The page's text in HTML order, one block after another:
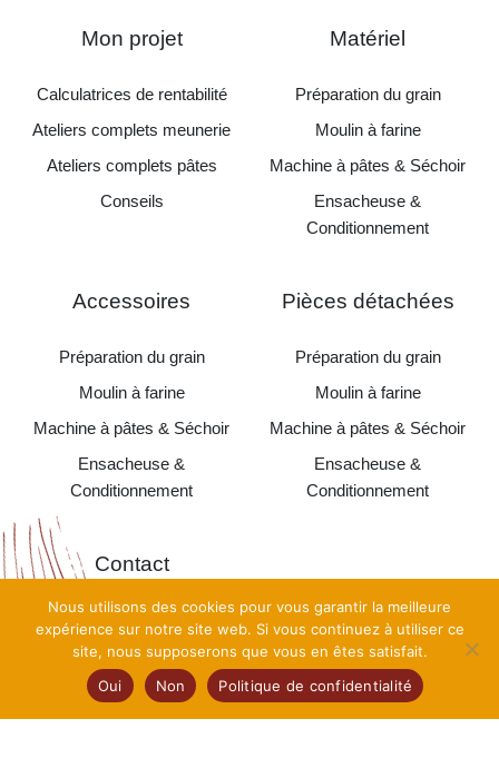
Mon projet
Calculatrices de rentabilité
Ateliers complets meunerie
Ateliers complets pâtes
Conseils
Matériel
Préparation du grain
Moulin à farine
Machine à pâtes & Séchoir
Ensacheuse &
Conditionnement
Accessoires
Préparation du grain
Moulin à farine
Machine à pâtes & Séchoir
Ensacheuse &
Conditionnement
Pièces détachées
Préparation du grain
Moulin à farine
Machine à pâtes & Séchoir
Ensacheuse &
Conditionnement
Contact
À propos
Nous utilisons des cookies pour vous garantir la meilleure
expérience sur notre site web. Si vous continuez à utiliser ce
site, nous supposerons que vous en êtes satisfait.
Oui
Non Politique de confidentialité